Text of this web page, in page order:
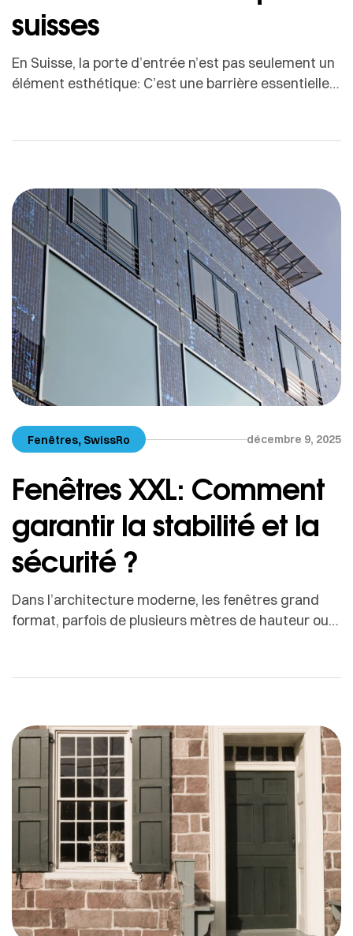
suisses
En Suisse, la porte d’entrée n’est pas seulement un
élément esthétique: C’est une barrière essentielle
rigoureux, les étés de plus en plus chauds, les vents
intenses, une porte doit être […]
Fenêtres, SwissRo décembre 9, 2025
Fenêtres XXL: Comment
garantir la stabilité et la
sécurité ?
Dans l’architecture moderne, les fenêtres grand
format, parfois de plusieurs mètres de hauteur ou
l’extérieur.Elles inondent les pièces de lumière
offrent des vues panoramiques spectaculaires qui
valorisent chaque espace. Mais leur beauté
s’accompagne d’exigences techniques
majeures.Une […]